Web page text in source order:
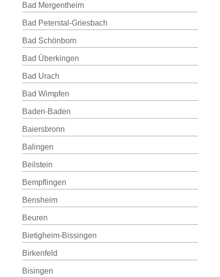
Bad Mergentheim
Bad Peterstal-Griesbach
Bad Schönborn
Bad Überkingen
Bad Urach
Bad Wimpfen
Baden-Baden
Baiersbronn
Balingen
Beilstein
Bempflingen
Bensheim
Beuren
Bietigheim-Bissingen
Birkenfeld
Bisingen